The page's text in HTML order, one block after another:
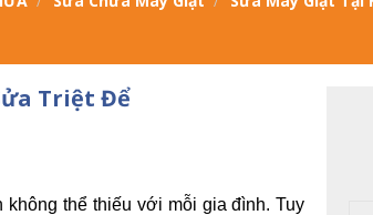
Triệt Để
thể thiếu với mỗi gia đình. Tuy